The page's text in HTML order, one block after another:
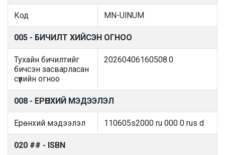
Код MN-UlNUM
005 - БИЧИЛТ ХИЙСЭН ОГНОО
Тухайн бичилтийг
бичсэн засварласан
сүүлийн огноо
20260406160508.0
008 - ЕРӨНХИЙ МЭДЭЭЛЭЛ
Ерөнхий мэдээлэл 110605s2000 ru 000 0 rus d
020 ## - ISBN